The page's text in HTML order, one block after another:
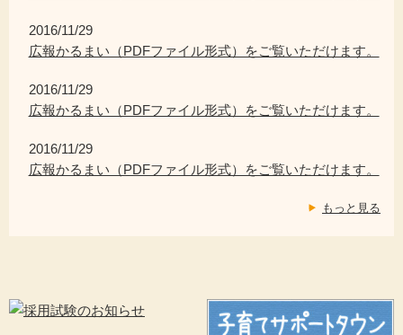
2016/11/29
広報かるまい（PDFファイル形式）をご覧いただけます。
2016/11/29
広報かるまい（PDFファイル形式）をご覧いただけます。
2016/11/29
広報かるまい（PDFファイル形式）をご覧いただけます。
もっと見る